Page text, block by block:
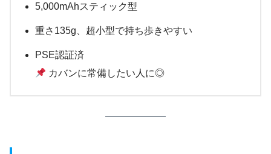
5,000mAhスティック型
重さ135g、超小型で持ち歩きやすい
PSE認証済
カバンに常備したい人に◎